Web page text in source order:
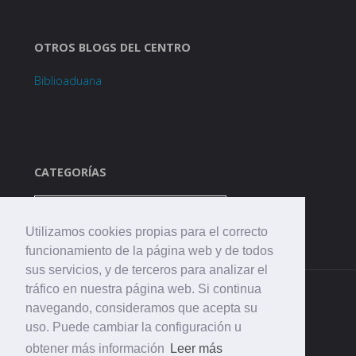
Utilizamos cookies propias para el correcto
funcionamiento de la página web y de todos
sus servicios, y de terceros para analizar el
tráfico en nuestra página web. Si continua
navegando, consideramos que acepta su
uso. Puede cambiar la configuración u
obtener más información
Leer más
OTROS BLOGS DEL CENTRO
Biblioaduana
CATEGORÍAS